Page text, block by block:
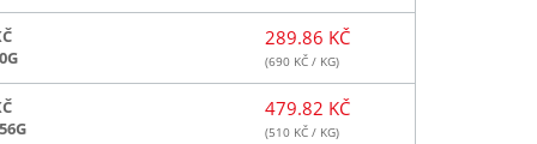
289.86 KČ
(690KČ / KG)
479.82 KČ
(510KČ / KG)